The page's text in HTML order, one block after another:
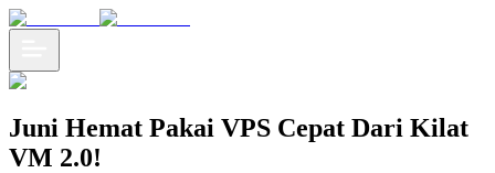
Juni Hemat Pakai VPS Cepat Dari Kilat
VM 2.0!